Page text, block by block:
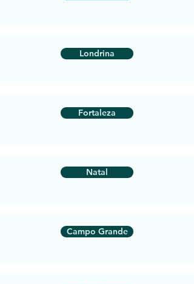
Londrina
Fortaleza
Natal
Campo Grande